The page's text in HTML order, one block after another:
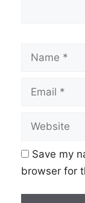
Save my
browser for